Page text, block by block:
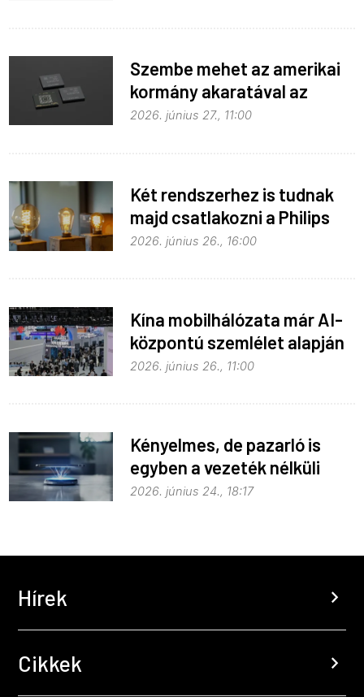
Szembe mehet az amerikai
kormány akaratával az
Apple
2026. június 27., 11:00
Két rendszerhez is tudnak
majd csatlakozni a Philips
Hue égők
2026. június 26., 16:00
Kína mobilhálózata már AI-
központú szemlélet alapján
fejlődik
2026. június 26., 11:00
Kényelmes, de pazarló is
egyben a vezeték nélküli
töltés
2026. június 24., 18:17
Hírek chevron_right
Cikkek chevron_right